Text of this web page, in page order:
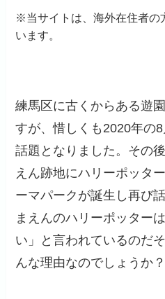
※当サイトは、海外在住者の
います。
練馬区に古くからある遊
すが、惜しくも2020年の
話題となりました。その
えん跡地にハリーポッタ
ーマパークが誕生し再び
まえんのハリーポッター
い」と言われているのだ
んな理由なのでしょうか？